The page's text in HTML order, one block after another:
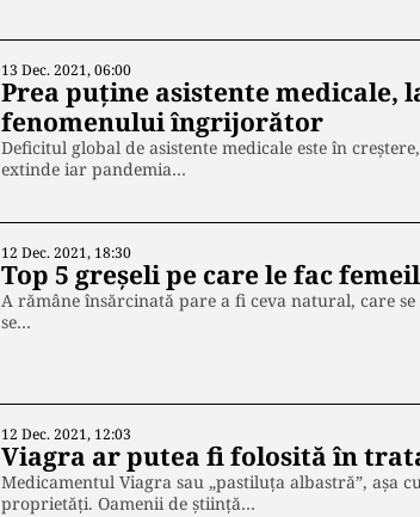
13 Dec. 2021, 06:00
Prea puține asistente medicale,
fenomenului îngrijorător
Deficitul global de asistente medicale este în
extinde iar pandemia…
12 Dec. 2021, 18:30
Top 5 greșeli pe care le fac
A rămâne însărcinată pare a fi ceva natural, care
se…
12 Dec. 2021, 12:03
Viagra ar putea fi folosită în
Medicamentul Viagra sau „pastiluța albastră”, așa
proprietăți. Oamenii de știință…